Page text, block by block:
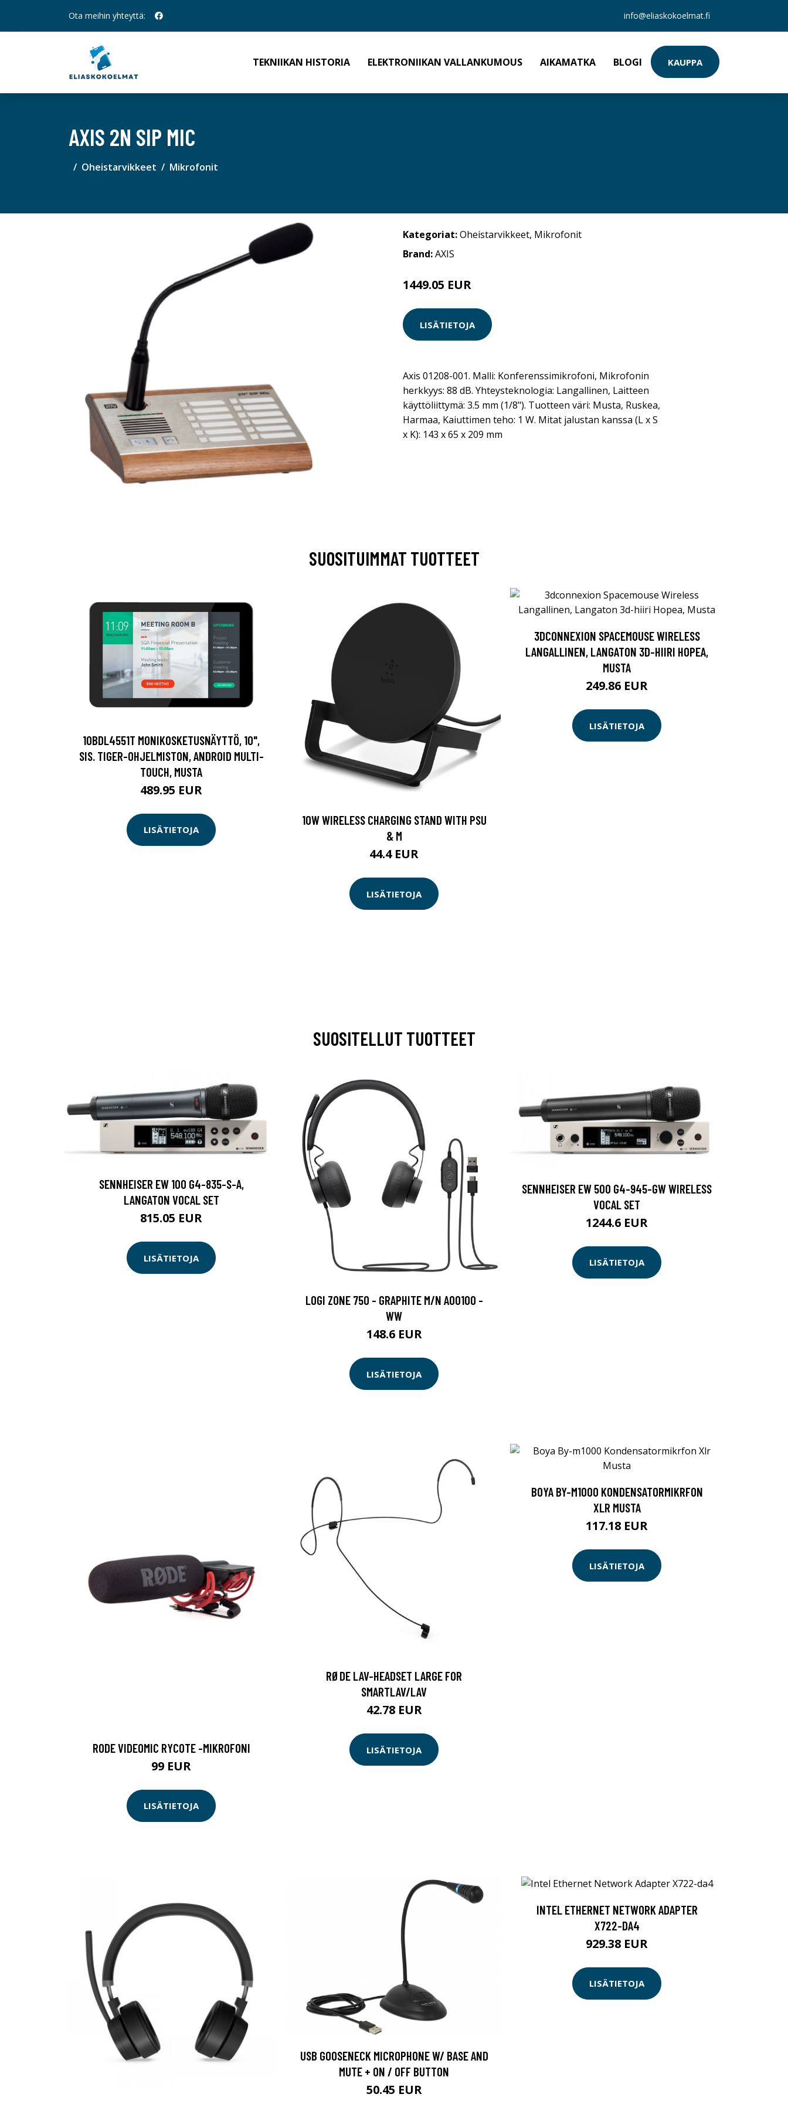
Ota meihin yhteyttä: info@eliaskokoelmat.fi
TEKNIIKAN HISTORIA ELEKTRONIIKAN VALLANKUMOUS AIKAMATKA BLOGI KAUPPA
AXIS 2N SIP MIC
Oheistarvikkeet Mikrofonit
Kategoriat:Oheistarvikkeet, Mikrofonit
Brand:AXIS
1449.05 EUR
LISÄTIETOJA
Axis 01208-001. Malli: Konferenssimikrofoni, Mikrofonin
herkkyys: 88 dB. Yhteysteknologia: Langallinen, Laitteen
käyttöliittymä: 3.5 mm (1/8"). Tuotteen väri: Musta, Ruskea,
Harmaa, Kaiuttimen teho: 1 W. Mitat jalustan kanssa (L x S
x K): 143 x 65 x 209 mm
SUOSITUIMMAT TUOTTEET
10BDL4551T MONIKOSKETUSNÄYTTÖ, 10",
SIS. TIGER-OHJELMISTON, ANDROID MULTI-
TOUCH, MUSTA
489.95 EUR
LISÄTIETOJA
10W WIRELESS CHARGING STAND WITH PSU
& M
44.4 EUR
LISÄTIETOJA
3DCONNEXION SPACEMOUSE WIRELESS
LANGALLINEN, LANGATON 3D-HIIRI HOPEA,
MUSTA
249.86 EUR
LISÄTIETOJA
SUOSITELLUT TUOTTEET
SENNHEISER EW 100 G4-835-S-A,
LANGATON VOCAL SET
815.05 EUR
LISÄTIETOJA
LOGI ZONE 750 - GRAPHITE M/N A00100 -
WW
148.6 EUR
LISÄTIETOJA
SENNHEISER EW 500 G4-945-GW WIRELESS
VOCAL SET
1244.6 EUR
LISÄTIETOJA
RODE VIDEOMIC RYCOTE -MIKROFONI
99 EUR
LISÄTIETOJA
RØDE LAV-HEADSET LARGE FOR
SMARTLAV/LAV
42.78 EUR
LISÄTIETOJA
BOYA BY-M1000 KONDENSATORMIKRFON
XLR MUSTA
117.18 EUR
LISÄTIETOJA
USB GOOSENECK MICROPHONE W/ BASE AND
MUTE + ON / OFF BUTTON
50.45 EUR
INTEL ETHERNET NETWORK ADAPTER
X722-DA4
929.38 EUR
LISÄTIETOJA